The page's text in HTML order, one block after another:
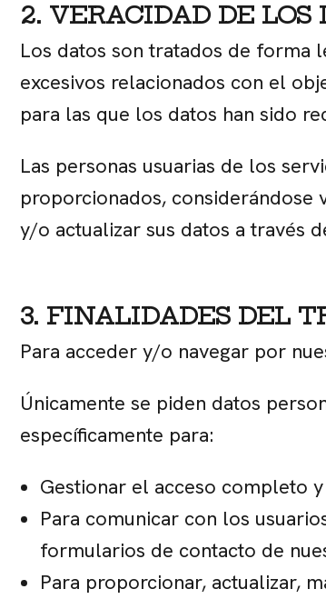
2. VERACIDAD DE LOS
Los datos son tratados de forma
excesivos relacionados con el
para las que los datos han sido
Las personas usuarias de los
proporcionados, considerándose
y/o actualizar sus datos a través
3. FINALIDADES DEL
Para acceder y/o navegar por
Únicamente se piden datos
específicamente para:
Gestionar el acceso completo
Para comunicar con los
formularios de contacto de
Para proporcionar, actualizar,